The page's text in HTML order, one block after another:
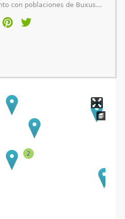
con poblaciones de Buxus...
2
2